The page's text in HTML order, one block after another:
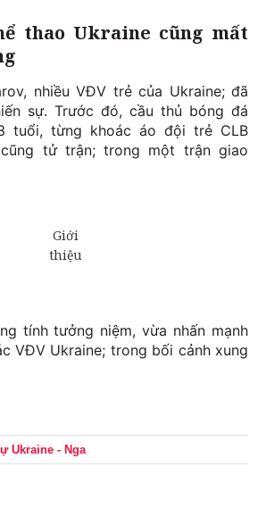
thao Ukraine cũng mất
nhiều VĐV trẻ của Ukraine; đã
sự. Trước đó, cầu thủ bóng đá
tuổi, từng khoác áo đội trẻ CLB
cũng tử trận; trong một trận giao
tính tưởng niệm, vừa nhấn mạnh
VĐV Ukraine; trong bối cảnh xung
Ukraine - Nga